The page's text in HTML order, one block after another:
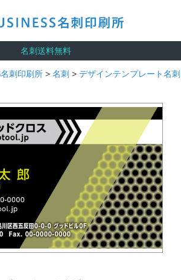
名刺送料無料
刺印刷所 > 名刺 > デザインテンプレート名刺